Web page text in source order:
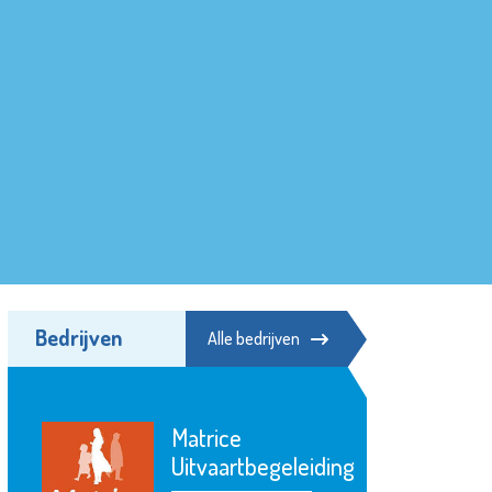
Bedrijven Alle bedrijven
Matrice
Uitvaartbegeleiding